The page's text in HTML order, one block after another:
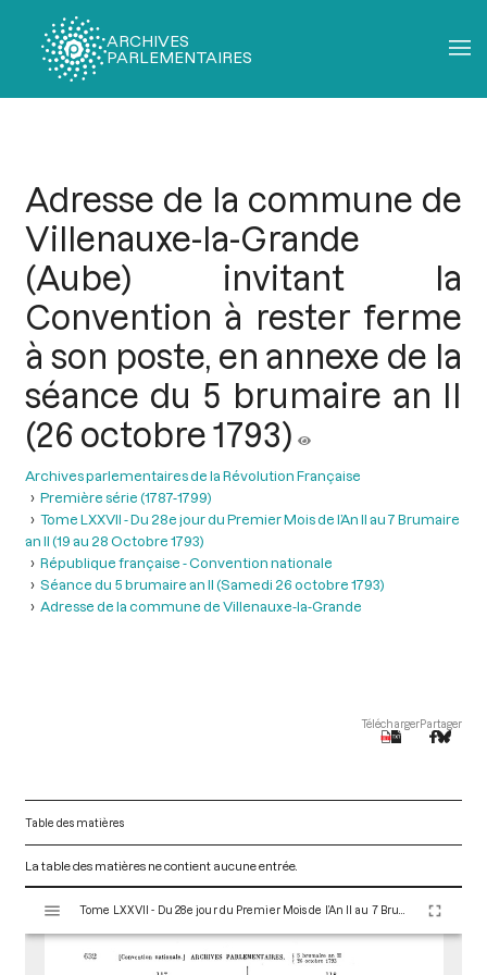
ARCHIVES
PARLEMENTAIRES
Adresse de la commune de
Villenauxe-la-Grande
(Aube) invitant la
Convention à rester ferme
à son poste, en annexe de la
séance du 5 brumaire an II
(26 octobre 1793)
Archives parlementaires de la Révolution Française
Première série (1787-1799)
Tome LXXVII - Du 28e jour du Premier Mois de l’An II au 7 Brumaire
an II (19 au 28 Octobre 1793)
République française - Convention nationale
Séance du 5 brumaire an II (Samedi 26 octobre 1793)
Adresse de la commune de Villenauxe-la-Grande
TéléchargerPartager
Table des matières
La table des matières ne contient aucune entrée.
s